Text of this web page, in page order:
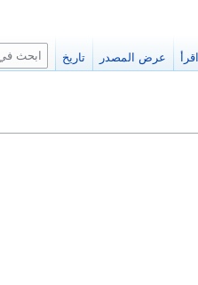
اقرأ عرض المصدر تاريخ
ب
ح